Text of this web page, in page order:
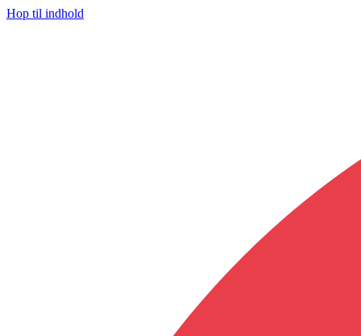
Hop til indhold